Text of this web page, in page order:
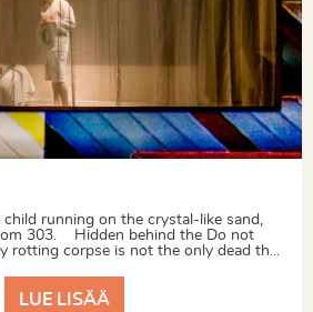
child running on the crystal-like sand,
303. Hidden behind the Do not
rotting corpse is not the only dead th...
LUE LISÄÄ